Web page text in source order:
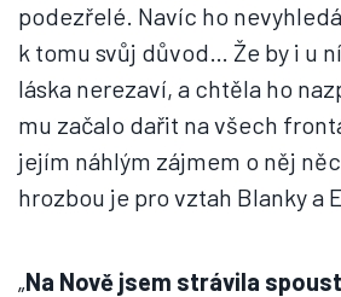
podezřelé. Navíc ho
k tomu svůj důvod… Že by i u
láska nerezaví, a chtěla ho
mu začalo dařit na všech
jejím náhlým zájmem o něj
hrozbou je pro vztah Blanky a
„Na Nově jsem strávila